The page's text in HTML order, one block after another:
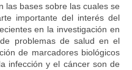
las bases sobre las cuales se
importante del interés del
en la investigación en
problemas de salud en el
de marcadores biológicos
infección y el cáncer son de